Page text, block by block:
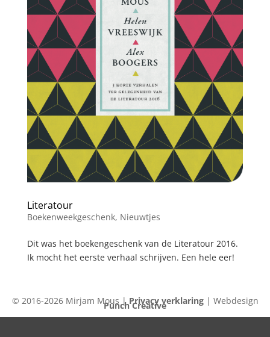
Literatour
Boekenweekgeschenk, Nieuwtjes
Dit was het boekengeschenk van de Literatour 2016.
Ik mocht het eerste verhaal schrijven. Een hele eer!
© 2016-2026 Mirjam Mous | Privacy verklaring| Webdesign
Punch Creative